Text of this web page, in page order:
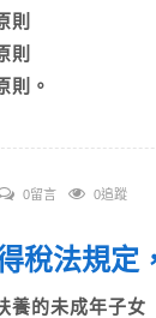
則
則
則。
0留言 0追蹤
稅法規
養的未成年子女